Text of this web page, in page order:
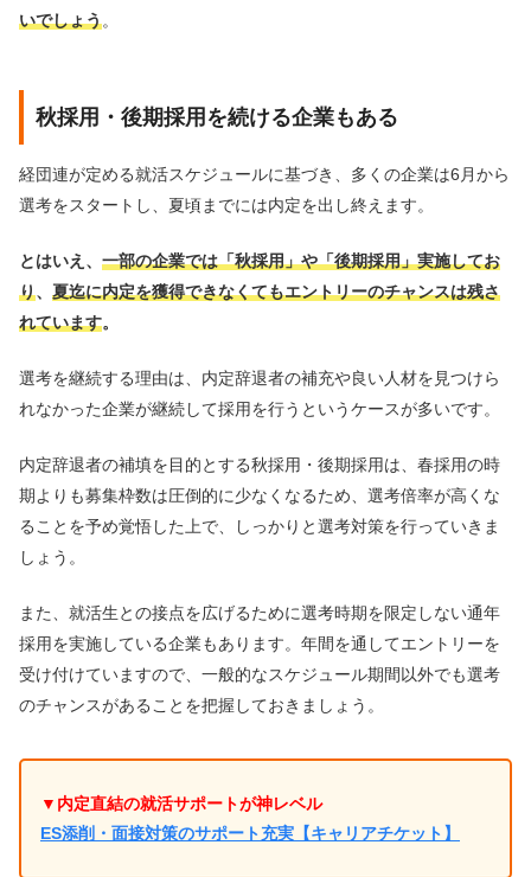
いでしょう。
秋採用・後期採用を続ける企業もある
経団連が定める就活スケジュールに基づき、多くの企業は6月から
選考をスタートし、夏頃までには内定を出し終えます。
とはいえ、 一部の企業では「秋採用」や「後期採用」実施してお
り、 夏迄に内定を獲得できなくてもエントリーのチャンスは残さ
れています。
選考を継続する理由は、内定辞退者の補充や良い人材を見つけら
れなかった企業が継続して採用を行うというケースが多いです。
内定辞退者の補填を目的とする秋採用・後期採用は、春採用の時
期よりも募集枠数は圧倒的に少なくなるため、選考倍率が高くな
ることを予め覚悟した上で、しっかりと選考対策を行っていきま
しょう。
また、就活生との接点を広げるために選考時期を限定しない通年
採用を実施している企業もあります。年間を通してエントリーを
受け付けていますので、一般的なスケジュール期間以外でも選考
のチャンスがあることを把握しておきましょう。
▼内定直結の就活サポートが神レベル
ES添削・面接対策のサポート充実【キャリアチケット】